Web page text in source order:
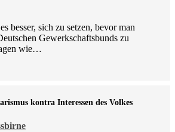
besser, sich zu setzen, bevor man
Gewerkschaftsbunds zu
wie…
kontra Inte­ressen des Volkes